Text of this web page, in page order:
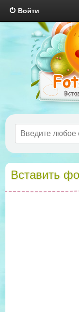
Войти
Вставить